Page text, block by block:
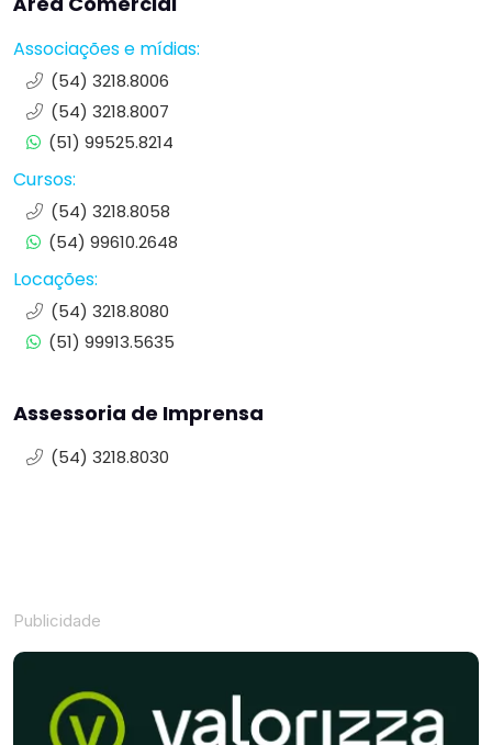
Associações e mídias:
(54) 3218.8006
(54) 3218.8007
(51) 99525.8214
Cursos:
(54) 3218.8058
(54) 99610.2648
Locações:
(54) 3218.8080
(51) 99913.5635
Assessoria de Imprensa
(54) 3218.8030
Publicidade